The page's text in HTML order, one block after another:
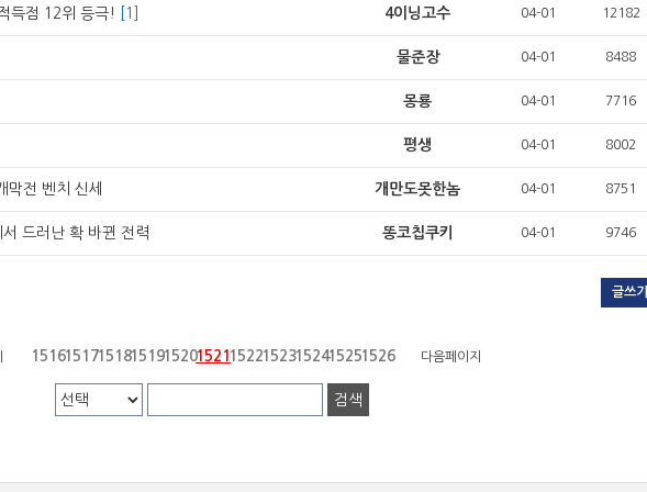
득점 12위 등극! [1] 4이닝고수 04-01 12182
물준장 04-01 8488
몽룡 04-01 7716
평생 04-01 8002
막전 벤치 신세 개만도못한놈 04-01 8751
드러난 확 바뀐 전력 똥코칩쿠키 04-01 9746
글쓰기
151615171518151915201521 15221523152415251526 다음페이지